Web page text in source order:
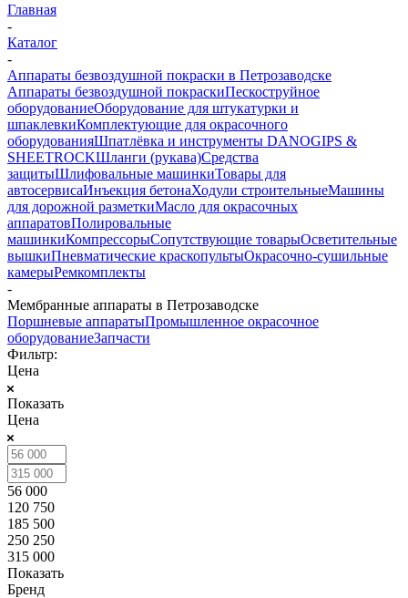
Главная
-
Каталог
-
Аппараты безвоздушной покраски в Петрозаводске
Аппараты безвоздушной покраскиПескоструйное
оборудованиеОборудование для штукатурки и
шпаклевкиКомплектующие для окрасочного
оборудованияШпатлёвка и инструменты DANOGIPS &
SHEETROCKШланги (рукава)Средства
защитыШлифовальные машинкиТовары для
автосервисаИнъекция бетонаХодули строительныеМашины
для дорожной разметкиМасло для окрасочных
аппаратовПолировальные
машинкиКомпрессорыСопутствующие товарыОсветительные
вышкиПневматические краскопультыОкрасочно-сушильные
камерыРемкомплекты
-
Мембранные аппараты в Петрозаводске
Поршневые аппаратыПромышленное окрасочное
оборудованиеЗапчасти
Фильтр:
Цена
Показать
Цена
56 000
120 750
185 500
250 250
315 000
Показать
Бренд